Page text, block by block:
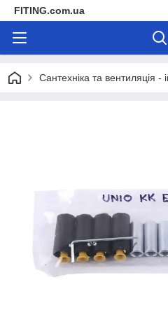
FITING.com.ua
Сантехніка та вентиляція